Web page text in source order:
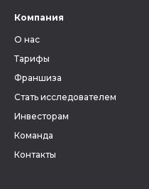
Компания
О нас
Тарифы
Франшиза
Стать исследователем
Инвесторам
Команда
Контакты